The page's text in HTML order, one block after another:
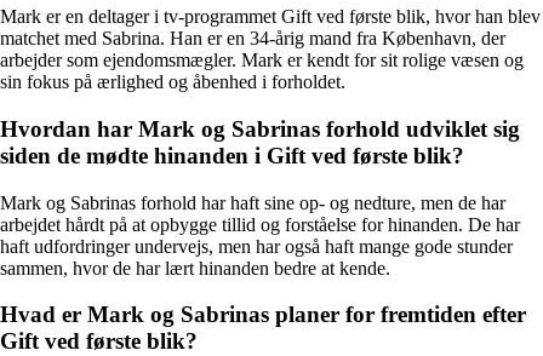
Mark er en deltager i tv-programmet Gift ved første blik, hvor han blev
matchet med Sabrina. Han er en 34-årig mand fra København, der
arbejder som ejendomsmægler. Mark er kendt for sit rolige væsen og
sin fokus på ærlighed og åbenhed i forholdet.
Hvordan har Mark og Sabrinas forhold udviklet sig
siden de mødte hinanden i Gift ved første blik?
Mark og Sabrinas forhold har haft sine op- og nedture, men de har
arbejdet hårdt på at opbygge tillid og forståelse for hinanden. De har
haft udfordringer undervejs, men har også haft mange gode stunder
sammen, hvor de har lært hinanden bedre at kende.
Hvad er Mark og Sabrinas planer for fremtiden efter
Gift ved første blik?